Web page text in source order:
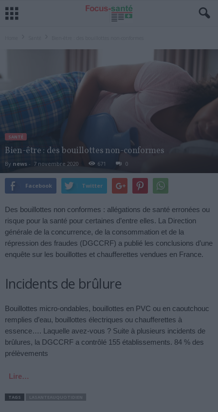
SANTÉ
Bien-être : des bouillottes non-conformes
By news - 7 novembre 2020 671 0
Facebook Twitter
Des bouillottes non conformes : allégations de santé erronées ou
risque pour la santé pour certaines d’entre elles. La Direction
générale de la concurrence, de la consommation et de la
répression des fraudes (DGCCRF) a publié les conclusions d’une
enquête sur les bouillottes et chaufferettes vendues en France.
Incidents de brûlure
Bouillottes micro-ondables, bouillottes en PVC ou en caoutchouc
remplies d’eau, bouillottes électriques ou chaufferettes à
essence…. Laquelle avez-vous ? Suite à plusieurs incidents de
brûlures, la DGCCRF a contrôlé 155 établissements. 84 % des
prélèvements
Lire…
TAGS